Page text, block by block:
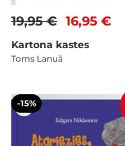
16,95 €
19,95 €
Kartona kastes
Toms Lanuā
-15%